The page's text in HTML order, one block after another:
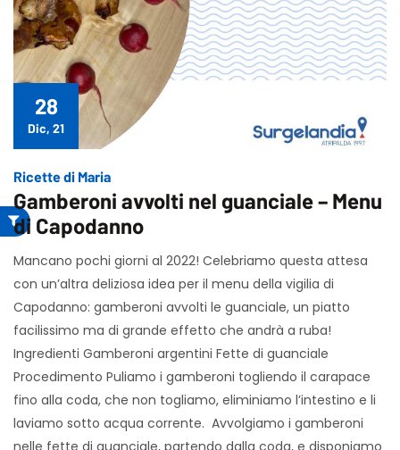
28
Dic, 21
Ricette di Maria
Gamberoni avvolti nel guanciale – Menu
di Capodanno
Mancano pochi giorni al 2022! Celebriamo questa attesa
con un’altra deliziosa idea per il menu della vigilia di
Capodanno: gamberoni avvolti le guanciale, un piatto
facilissimo ma di grande effetto che andrà a ruba!
Ingredienti Gamberoni argentini Fette di guanciale
Procedimento Puliamo i gamberoni togliendo il carapace
fino alla coda, che non togliamo, eliminiamo l’intestino e li
laviamo sotto acqua corrente. Avvolgiamo i gamberoni
nelle fette di guanciale, partendo dalla coda, e disponiamo